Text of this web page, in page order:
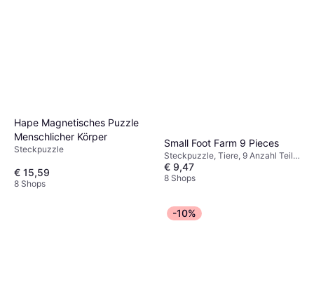
Hape Magnetisches Puzzle
Menschlicher Körper
Steckpuzzle
€ 15,59
8 Shops
Small Foot Farm 9 Pieces
Steckpuzzle, Tiere, 9 Anzahl Teile,
30x22cm
€ 9,47
8 Shops
-10%